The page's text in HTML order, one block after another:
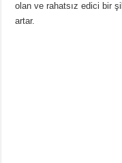
olan ve rahatsız edici bir
artar.